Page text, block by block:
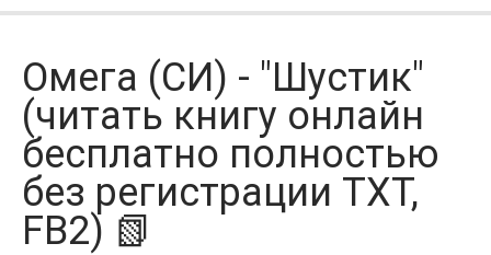
ЗАКЛАДКИ
Омега (СИ) - "Шустик"
(читать книгу онлайн
бесплатно полностью
без регистрации TXT,
FB2) 📗